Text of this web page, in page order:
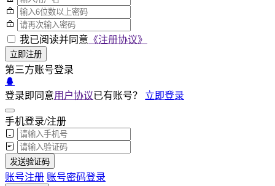
我已阅读并同意 《注册协议》
立即注册
第三方账号登录
登录即同意用户协议已有账号？ 立即登录
手机登录/注册
发送验证码
账号注册 账号密码登录